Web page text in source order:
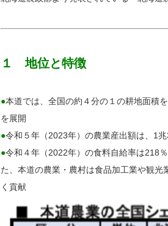
１ 地位と特徴
●本道では、全国の約４分の１の耕地面積
を展開
●令和５年（2023年）の農業産出額は、1
●令和４年（2022年）の食料自給率は218
た、本道の農業・農村は食品加工業や観
く貢献